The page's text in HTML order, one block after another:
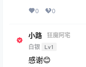
0 0
小路
狂魔阿宅
白银
Lv1
感谢😊